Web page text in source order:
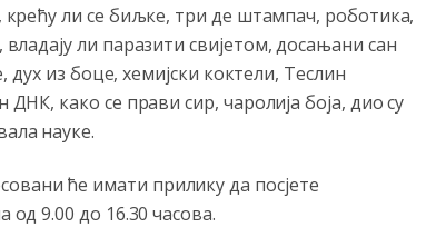
ли се биљке, три де штампач, роботика,
ли паразити свијетом, досањани сан
дух из боце, хемијски коктели, Теслин
како се прави сир, чаролија боја, дио су
науке.
ће имати прилику да посјете
од 9.00 до 16.30 часова.